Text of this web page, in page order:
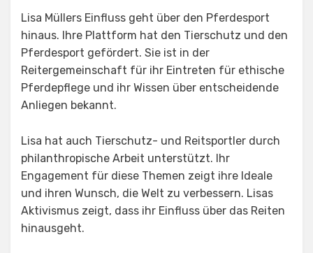
Lisa Müllers Einfluss geht über den Pferdesport
hinaus. Ihre Plattform hat den Tierschutz und den
Pferdesport gefördert. Sie ist in der
Reitergemeinschaft für ihr Eintreten für ethische
Pferdepflege und ihr Wissen über entscheidende
Anliegen bekannt.
Lisa hat auch Tierschutz- und Reitsportler durch
philanthropische Arbeit unterstützt. Ihr
Engagement für diese Themen zeigt ihre Ideale
und ihren Wunsch, die Welt zu verbessern. Lisas
Aktivismus zeigt, dass ihr Einfluss über das Reiten
hinausgeht.